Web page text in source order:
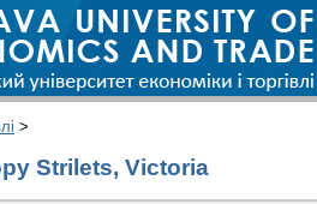
>
Strilets, Victoria